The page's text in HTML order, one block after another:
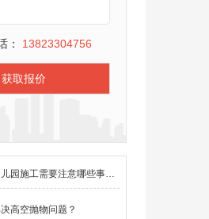
： 13823304756
获取报价
园施工需要注意哪些事项？
高空抛物问题？